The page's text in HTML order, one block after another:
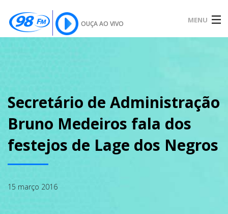
OUÇA AO VIVO MENU
SOBRE
Secretário de Administração
Bruno Medeiros fala dos
festejos de Lage dos Negros
15 março 2016